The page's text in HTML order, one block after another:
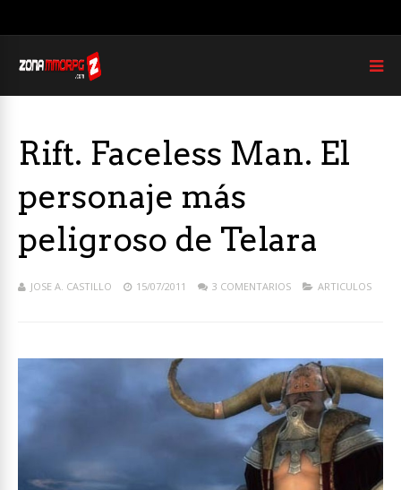
Rift. Faceless Man. El
personaje más
peligroso de Telara
JOSE A. CASTILLO 15/07/2011 3 COMENTARIOS ARTICULOS